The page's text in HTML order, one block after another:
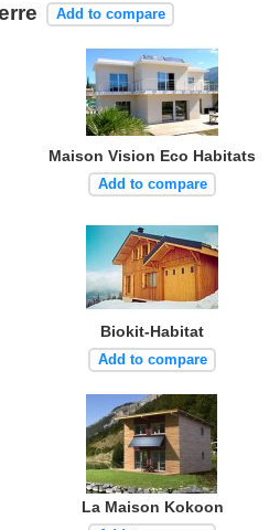
Add to compare
Maison Vision Eco Habitats
Add to compare
Biokit-Habitat
Add to compare
La Maison Kokoon